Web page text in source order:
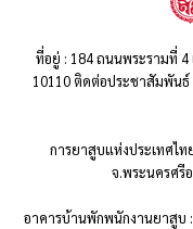
ที่อยู่ : 184 ถนนพระรามที่ 4
10110 ติดต่อประชาสัมพันธ์
การยาสูบแห่งประเทศไ
จ.พระนครศรี
อาคารบ้านพักพนักงานยาสูบ